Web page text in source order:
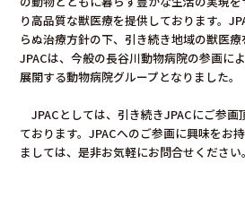
り高品質な獣医療を提供しております。
らぬ治療方針の下、引き続き地域の獣医療
JPACは、今般の長谷川動物病院の参画に
展開する動物病院グループとなりました。
JPACとしては、引き続きJPACにご参画
ております。JPACへのご参画に興味をお
ましては、是非お気軽にお問合せください。